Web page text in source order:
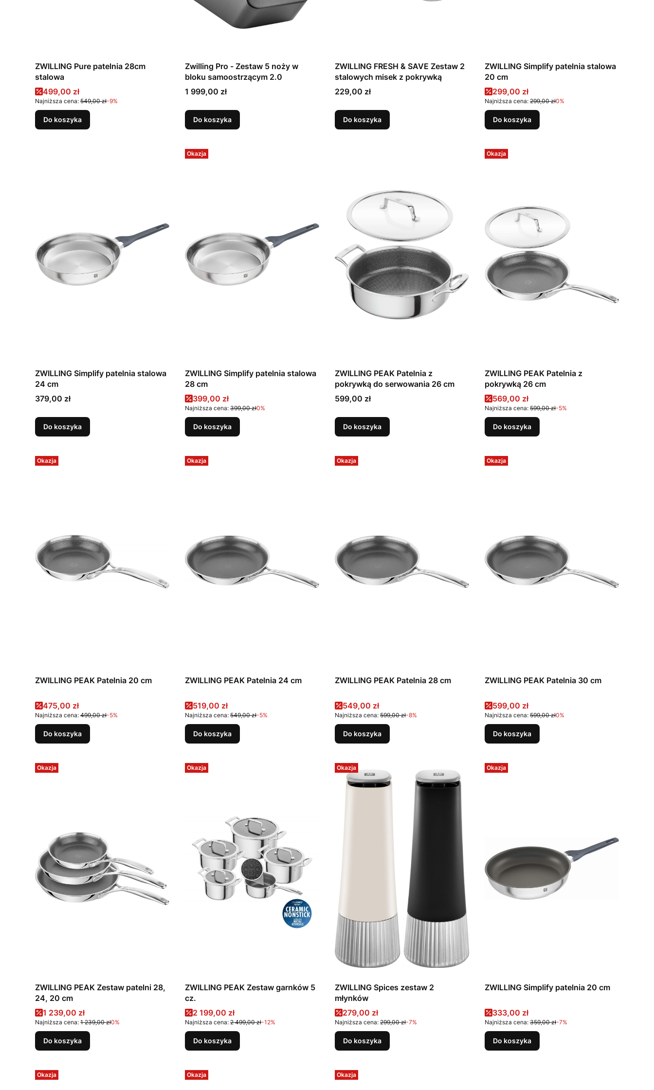
ZWILLING Pure patelnia 28cm
stalowa
Cena promocyjna
499,00 zł
Najniższa cena: 549,00 zł-9%
Do koszyka
Zwilling Pro - Zestaw 5 noży w
bloku samoostrzącym 2.0
Cena
1 999,00 zł
Do koszyka
ZWILLING FRESH & SAVE Zestaw 2
stalowych misek z pokrywką
Cena
229,00 zł
Do koszyka
ZWILLING Simplify patelnia stalowa
20 cm
Cena promocyjna
299,00 zł
Najniższa cena: 299,00 zł0%
Do koszyka
ZWILLING Simplify patelnia stalowa
24 cm
Cena
379,00 zł
Do koszyka
Okazja
ZWILLING Simplify patelnia stalowa
28 cm
Cena promocyjna
399,00 zł
Najniższa cena: 399,00 zł0%
Do koszyka
ZWILLING PEAK Patelnia z
pokrywką do serwowania 26 cm
Cena
599,00 zł
Do koszyka
Okazja
ZWILLING PEAK Patelnia z
pokrywką 26 cm
Cena promocyjna
569,00 zł
Najniższa cena: 599,00 zł-5%
Do koszyka
Okazja
ZWILLING PEAK Patelnia 20 cm
Cena promocyjna
475,00 zł
Najniższa cena: 499,00 zł-5%
Do koszyka
Okazja
ZWILLING PEAK Patelnia 24 cm
Cena promocyjna
519,00 zł
Najniższa cena: 549,00 zł-5%
Do koszyka
Okazja
ZWILLING PEAK Patelnia 28 cm
Cena promocyjna
549,00 zł
Najniższa cena: 599,00 zł-8%
Do koszyka
Okazja
ZWILLING PEAK Patelnia 30 cm
Cena promocyjna
599,00 zł
Najniższa cena: 599,00 zł0%
Do koszyka
Okazja
ZWILLING PEAK Zestaw patelni 28,
24, 20 cm
Cena promocyjna
1 239,00 zł
Najniższa cena: 1 239,00 zł0%
Do koszyka
Okazja
ZWILLING PEAK Zestaw garnków 5
cz.
Cena promocyjna
2 199,00 zł
Najniższa cena: 2 499,00 zł-12%
Do koszyka
Okazja
ZWILLING Spices zestaw 2
młynków
Cena promocyjna
279,00 zł
Najniższa cena: 299,00 zł-7%
Do koszyka
Okazja
ZWILLING Simplify patelnia 20 cm
Cena promocyjna
333,00 zł
Najniższa cena: 359,00 zł-7%
Do koszyka
Okazja Okazja Okazja